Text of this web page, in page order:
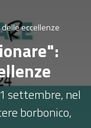
eccellenze
settembre, nel
borbonico,